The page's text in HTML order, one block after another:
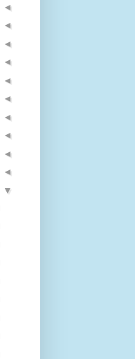
◄
◄
◄
◄
◄
◄
◄
◄
◄
◄
▼